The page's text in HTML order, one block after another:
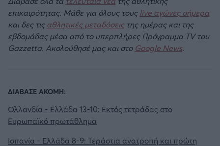
επικαιρότητας. Μάθε για όλους τους live αγώνες σήμερα
και δες τιςαθλητικές μεταδόσειςτης ημέρας και της
εβδομάδας μέσα από το υπερπλήρες Πρόγραμμα TV του
Gazzetta. Ακολούθησέ μας και στο Google News.
ΔΙΑΒΑΣΕ ΑΚΟΜΗ:
Ολλανδία - Ελλάδα 13-10: Εκτός τετράδας στο
Ευρωπαϊκό πρωτάθλημα
Ισπανία - Ελλάδα 8-9: Τεράστια ανατροπή και πρώτη